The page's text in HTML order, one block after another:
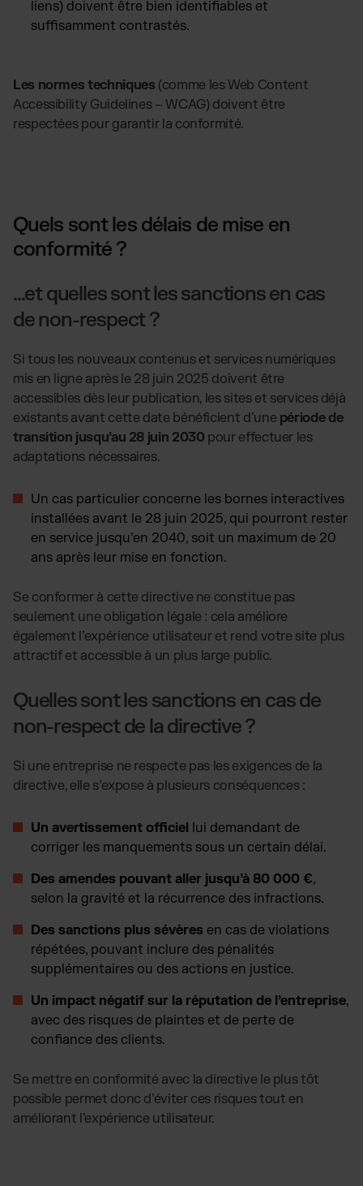
liens) doivent être bien identifiables et
suffisamment contrastés.
Les normes techniques (comme les Web Content
Accessibility Guidelines – WCAG) doivent être
respectées pour garantir la conformité.
Quels sont les délais de mise en
conformité ?
...et quelles sont les sanctions en cas
de non-respect ?
Si tous les nouveaux contenus et services numériques
mis en ligne après le 28 juin 2025 doivent être
accessibles dès leur publication, les sites et services déjà
existants avant cette date bénéficient d’une période de
transition jusqu’au 28 juin 2030 pour effectuer les
adaptations nécessaires.
Un cas particulier concerne les bornes interactives
installées avant le 28 juin 2025, qui pourront rester
en service jusqu’en 2040, soit un maximum de 20
ans après leur mise en fonction.
Se conformer à cette directive ne constitue pas
seulement une obligation légale : cela améliore
également l’expérience utilisateur et rend votre site plus
attractif et accessible à un plus large public.
Quelles sont les sanctions en cas de
non-respect de la directive ?
Si une entreprise ne respecte pas les exigences de la
directive, elle s’expose à plusieurs conséquences :
Un avertissement officiel lui demandant de
corriger les manquements sous un certain délai.
Des amendes pouvant aller jusqu’à 80 000 €,
selon la gravité et la récurrence des infractions.
Des sanctions plus sévères en cas de violations
répétées, pouvant inclure des pénalités
supplémentaires ou des actions en justice.
Un impact négatif sur la réputation de l’entreprise,
avec des risques de plaintes et de perte de
confiance des clients.
Se mettre en conformité avec la directive le plus tôt
possible permet donc d’éviter ces risques tout en
améliorant l’expérience utilisateur.